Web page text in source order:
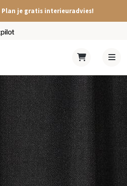
Plan je gratis interieuradvies!